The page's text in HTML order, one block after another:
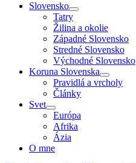
Slovensko
Tatry
Žilina a okolie
Západné Slovensko
Stredné Slovensko
Východné Slovensko
Koruna Slovenska
Pravidlá a vrcholy
Články
Svet
Európa
Afrika
Ázia
O mne